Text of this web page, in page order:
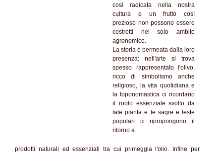
così radicata nella nostra
cultura e un frutto così
prezioso non possono essere
costretti nel solo ambito
agronomico.
La storia è permeata dalla loro
presenza: nell'arte si trova
spesso rappresentato l'olivo,
ricco di simbolismo anche
religioso, la vita quotidiana e
la toponomastica ci ricordano
il ruolo essenziale svolto da
tale pianta e le sagre e feste
popolari ci ripropongono il
ritorno a
prodotti naturali ed essenziali tra cui primeggia l'olio. Infine per